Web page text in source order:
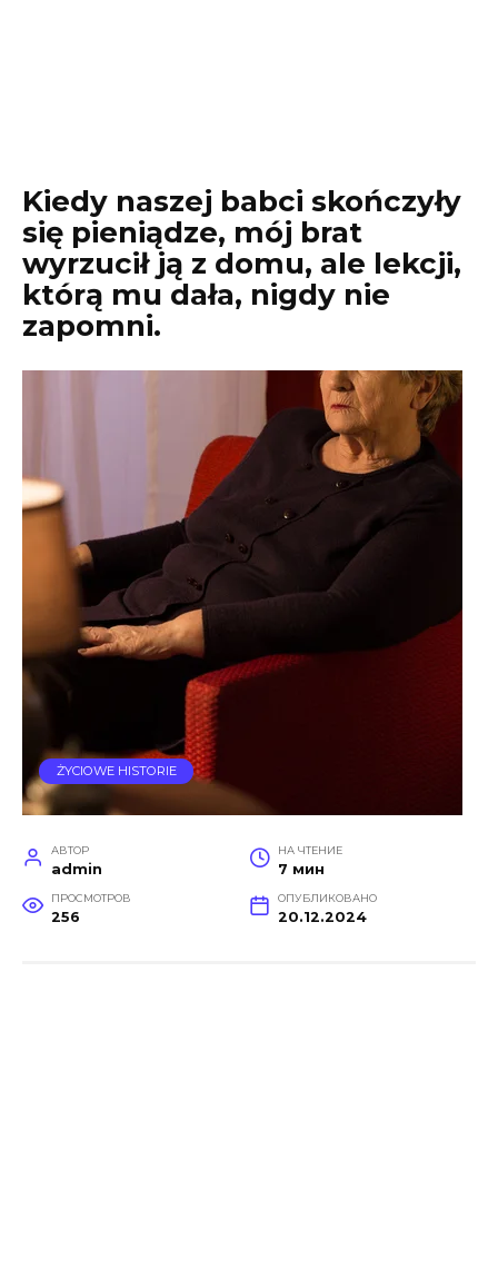
Kiedy naszej babci skończyły
się pieniądze, mój brat
wyrzucił ją z domu, ale lekcji,
którą mu dała, nigdy nie
zapomni.
ŻYCIOWE HISTORIE
АВТОР
admin
НА ЧТЕНИЕ
7 мин
ПРОСМОТРОВ
256
ОПУБЛИКОВАНО
20.12.2024